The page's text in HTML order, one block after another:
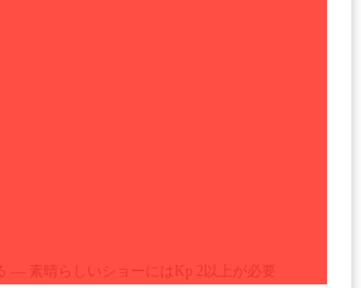
— 素晴らしいショーにはKp 2以上が必要